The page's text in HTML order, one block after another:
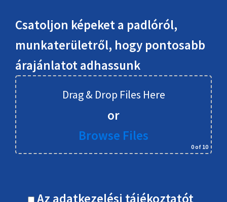
Csatoljon képeket a padlóról,
munkaterületről, hogy pontosabb
árajánlatot adhassunk
Drag & Drop Files Here
or
Browse Files
0of 10
Az adatkezelési tájékoztatót